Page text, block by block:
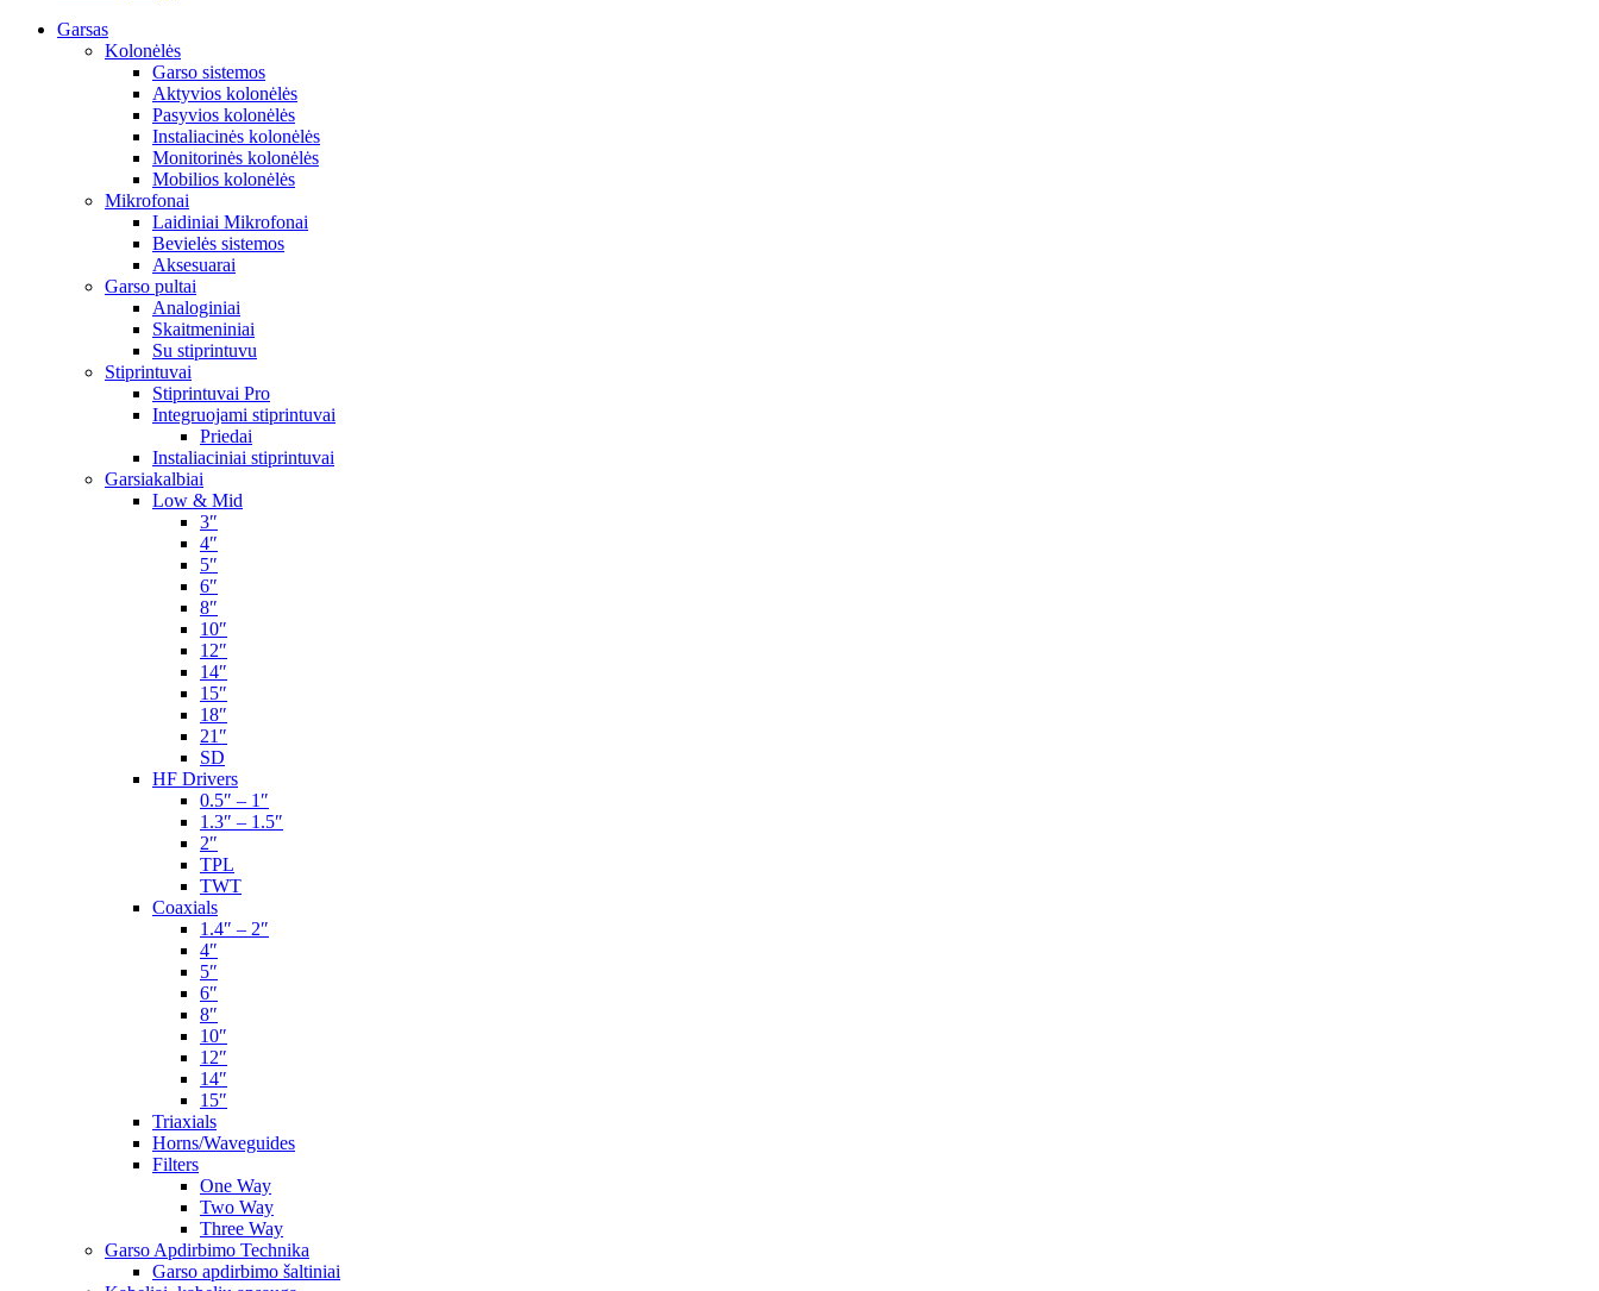
Garsas
Kolonėlės
Garso sistemos
Aktyvios kolonėlės
Pasyvios kolonėlės
Instaliacinės kolonėlės
Monitorinės kolonėlės
Mobilios kolonėlės
Mikrofonai
Laidiniai Mikrofonai
Bevielės sistemos
Aksesuarai
Garso pultai
Analoginiai
Skaitmeniniai
Su stiprintuvu
Stiprintuvai
Stiprintuvai Pro
Integruojami stiprintuvai
Priedai
Instaliaciniai stiprintuvai
Garsiakalbiai
Low & Mid
3″
4″
5″
6″
8″
10″
12″
14″
15″
18″
21″
SD
HF Drivers
0.5″ – 1″
1.3″ – 1.5″
2″
TPL
TWT
Coaxials
1.4″ – 2″
4″
5″
6″
8″
10″
12″
14″
15″
Triaxials
Horns/Waveguides
Filters
One Way
Two Way
Three Way
Garso Apdirbimo Technika
Garso apdirbimo šaltiniai